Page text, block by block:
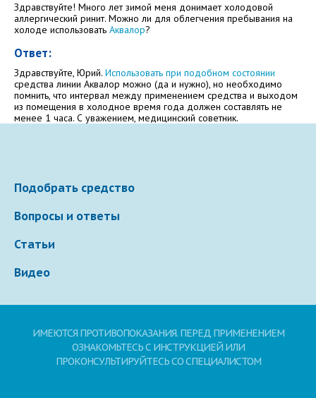
Как Вас зовут
Электронная почта
соглашениесайта.
Здравствуйте! Много лет зимой меня донимает холодовой
аллергический ринит. Можно ли для облегчения пребывания на
холоде использовать Аквалор?
Ответ:
Здравствуйте, Юрий. Использовать при подобном состоянии
средства линии Аквалор можно (да и нужно), но необходимо
помнить, что интервал между применением средства и выходом
из помещения в холодное время года должен составлять не
менее 1 часа. С уважением, медицинский советник.
Подобрать средство
Вопросы и ответы
Статьи
Видео
ИМЕЮТСЯ ПРОТИВОПОКАЗАНИЯ. ПЕРЕД ПРИМЕНЕНИЕМ
ОЗНАКОМЬТЕСЬ С ИНСТРУКЦИЕЙ ИЛИ
ПРОКОНСУЛЬТИРУЙТЕСЬ СО СПЕЦИАЛИСТОМ